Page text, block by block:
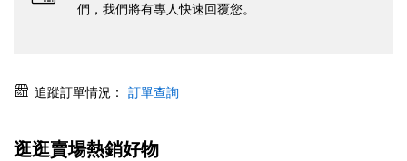
們，我們將有專人快速回覆您。
追蹤訂單情況： 訂單查詢
逛逛賣場熱銷好物